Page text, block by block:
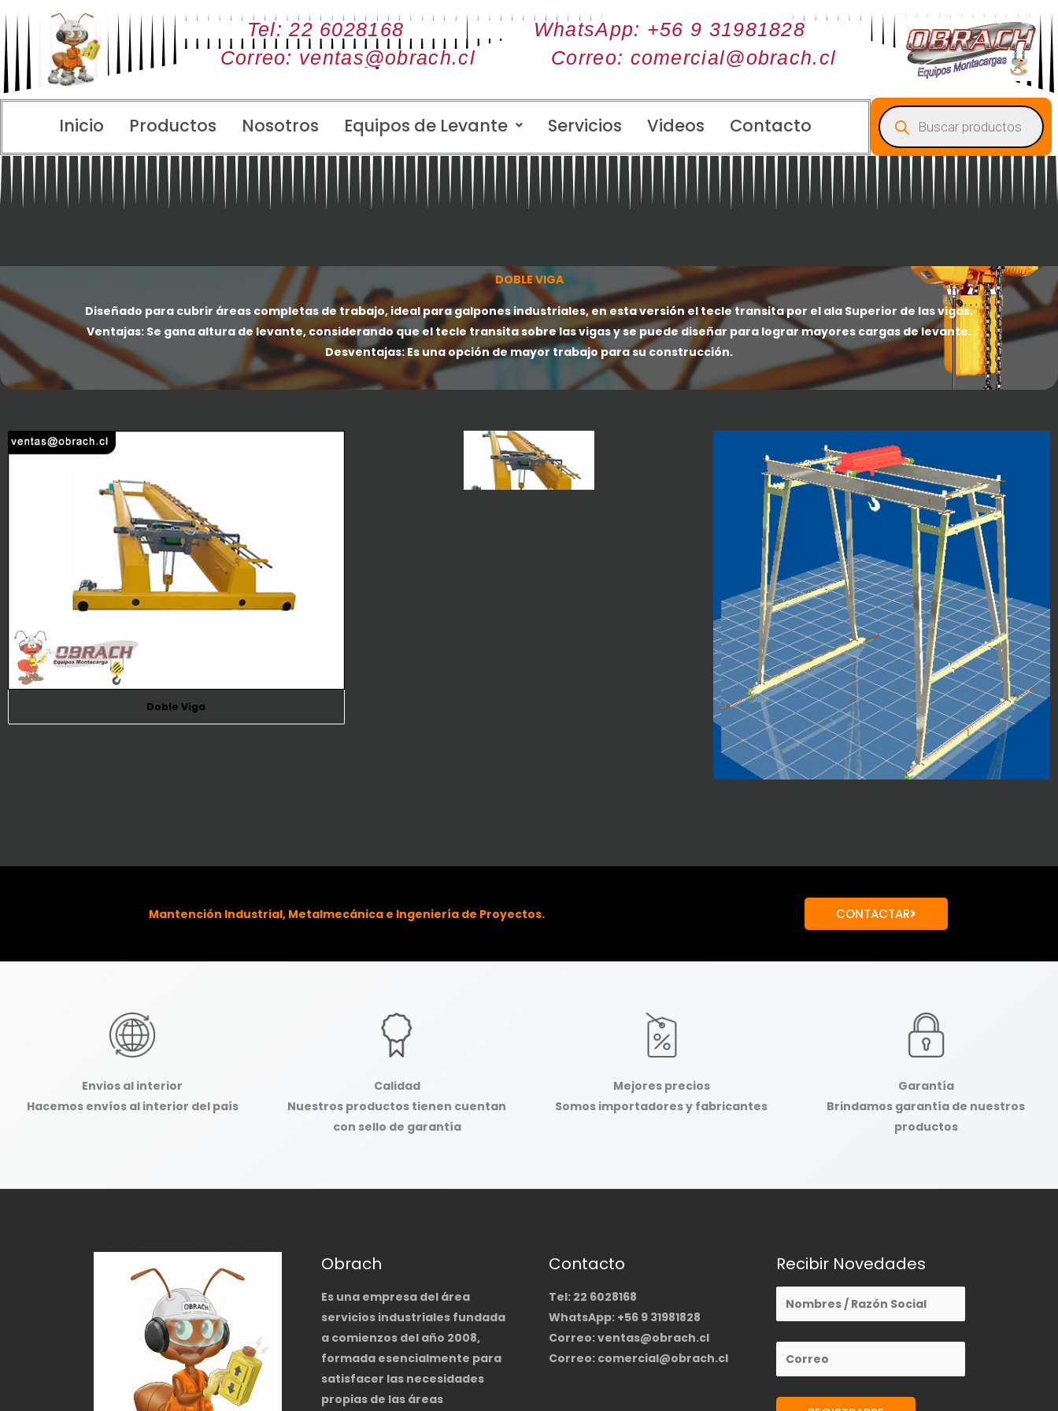
al
contenido
Tel: 22 6028168
WhatsApp: +56 9 31981828
Correo: ventas@obrach.cl
Correo: comercial@obrach.cl
Inicio Productos Nosotros Equipos de Levante Servicios Videos Contacto
Búsqueda
de
productos
DOBLE VIGA
Diseñado para cubrir áreas completas de trabajo, ideal para galpones industriales, en esta versión el tecle transita por el ala Superior de las vigas.
Ventajas: Se gana altura de levante, considerando que el tecle transita sobre las vigas y se puede diseñar para lograr mayores cargas de levante.
Desventajas:Es una opción de mayor trabajo para su construcción.
Doble Viga
Mantención Industrial, Metalmecánica e Ingeniería de Proyectos. CONTACTAR
Envios al interior
Hacemos envíos al interior del país
Calidad
Nuestros productos tienen cuentan
con sello de garantía
Mejores precios
Somos importadores y fabricantes
Garantía
Brindamos garantía de nuestros
productos
Obrach
Es una empresa del área
servicios industriales fundada
a comienzos del año 2008,
formada esencialmente para
satisfacer las necesidades
propias de las áreas
Contacto
Tel: 22 6028168
WhatsApp: +56 9 31981828
Correo: ventas@obrach.cl
Correo: comercial@obrach.cl
Recibir Novedades